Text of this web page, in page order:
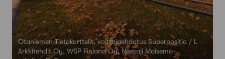
Otaniemen Tietokorttelit, voittajaehdotus Superpositio / L
Arkkitehdit Oy, WSP Finland Oy, Nomaji Maisema-